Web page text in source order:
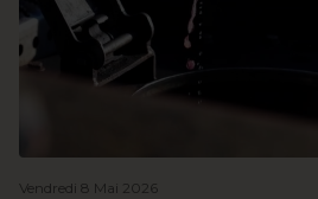
Vendredi 8 Mai 2026